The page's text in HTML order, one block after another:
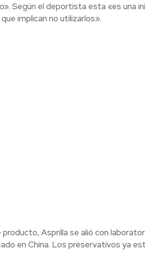
Según el deportista esta «es una
implican no utilizarlos».
Asprilla se alió con
en China. Los preservativos ya